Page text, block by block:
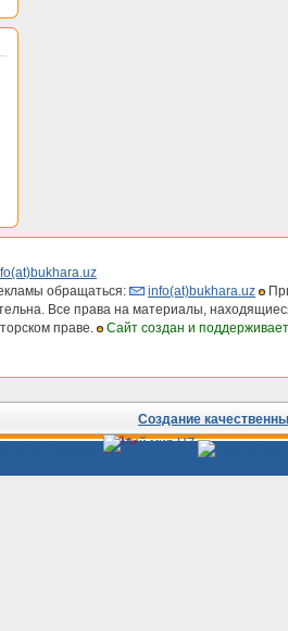
обращаться:
info(at)bukhara.uz
Все права на материалы,
праве.
Сайт создан и
Создание
Сайты
Узбекистана